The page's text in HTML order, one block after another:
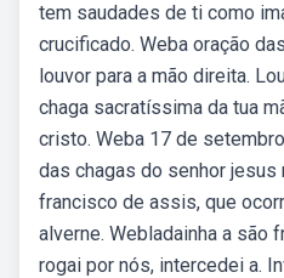
tem saudades de ti como
crucificado. Weba oração
louvor para a mão direita.
chaga sacratíssima da tua
cristo. Weba 17 de
das chagas do senhor
francisco de assis, que
alverne. Webladainha a são
rogai por nós, intercedei a.